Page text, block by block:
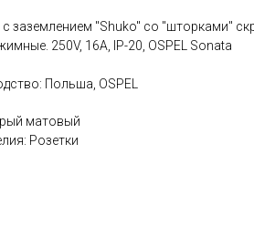
с заземлением "Shuko" со "шторками"
250V, 16A, IP-20, OSPEL Sonata
Польша, OSPEL
матовый
Розетки